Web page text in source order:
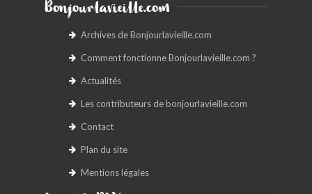
Bonjourlavieille.com
Archives de Bonjourlavieille.com
Comment fonctionne Bonjourlavieille.com ?
Actualités
Les contributeurs de bonjourlavieille.com
Contact
Plan du site
Mentions légales